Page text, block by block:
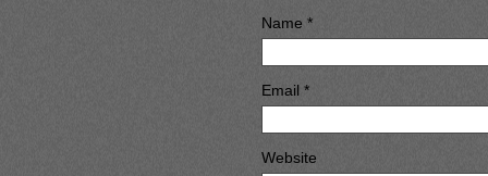
Name *
Email *
Website